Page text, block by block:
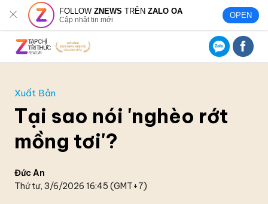
FOLLOWZNEWS TRÊNZALO OA
Cập nhật tin mới OPEN
Xuất Bản
Tại sao nói 'nghèo rớt
mồng tơi'?
Đức An
Thứ tư, 3/6/2026 16:45 (GMT+7)